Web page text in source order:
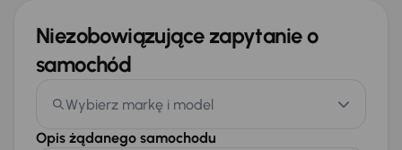
Niezobowiązujące zapytanie o
samochód
Wybierz markę i model
Opis żądanego samochodu